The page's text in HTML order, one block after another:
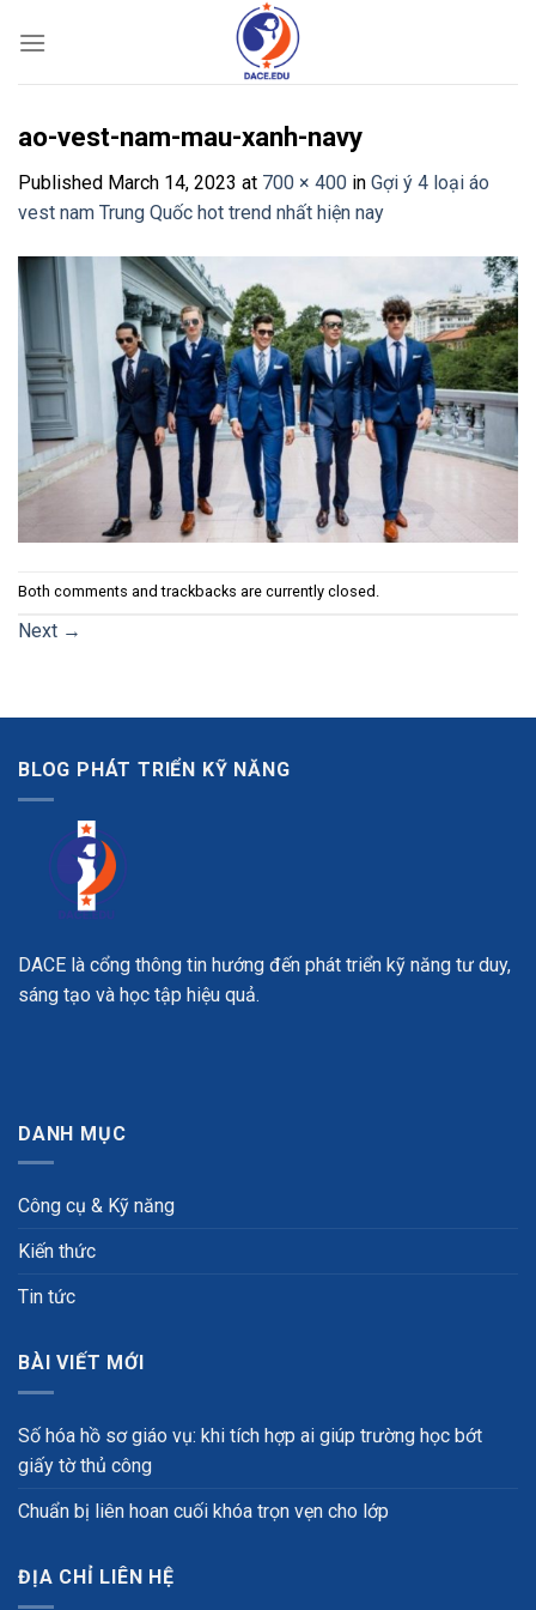
ao-vest-nam-mau-xanh-navy
Published March 14, 2023 at 700 × 400 in Gợi ý 4 loại áo
vest nam Trung Quốc hot trend nhất hiện nay
Both comments and trackbacks are currently closed.
Next →
BLOG PHÁT TRIỂN KỸ NĂNG
DACE là cổng thông tin hướng đến phát triển kỹ năng tư duy,
sáng tạo và học tập hiệu quả.
DANH MỤC
Công cụ & Kỹ năng
Kiến thức
Tin tức
BÀI VIẾT MỚI
Số hóa hồ sơ giáo vụ: khi tích hợp ai giúp trường học bớt
giấy tờ thủ công
Chuẩn bị liên hoan cuối khóa trọn vẹn cho lớp
ĐỊA CHỈ LIÊN HỆ